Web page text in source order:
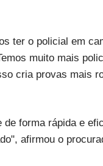
ter o policial em
muito mais
cria provas mais
forma rápida e
afirmou o